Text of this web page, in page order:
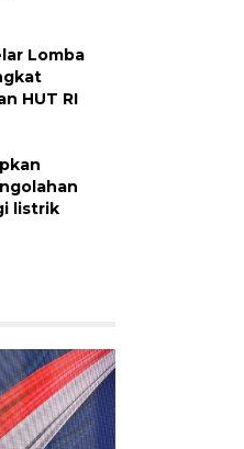
Lomba
HUT RI
listrik